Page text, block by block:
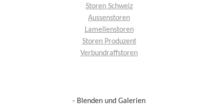
Storen Schweiz
Aussenstoren
Lamellenstoren
Storen Produzent
Verbundraffstoren
- Blenden und Galerien